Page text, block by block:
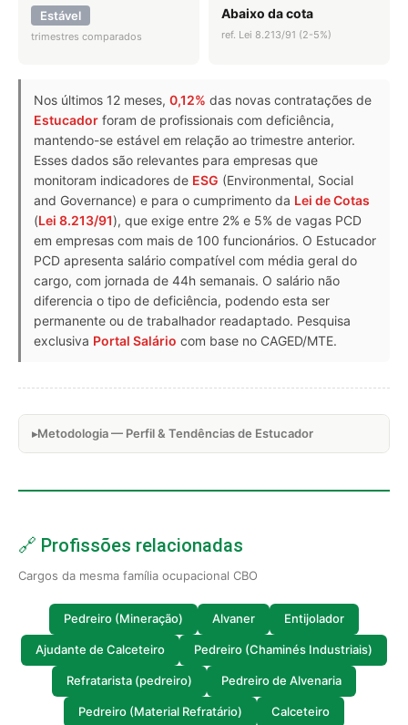
Estável
trimestres comparados
Abaixo da cota
ref. Lei 8.213/91 (2-5%)
Nos últimos 12 meses, 0,12% das novas contratações de
Estucador foram de profissionais com deficiência,
mantendo-se estável em relação ao trimestre anterior.
Esses dados são relevantes para empresas que
monitoram indicadores de ESG (Environmental, Social
and Governance) e para o cumprimento da Lei de Cotas
(Lei 8.213/91), que exige entre 2% e 5% de vagas PCD
em empresas com mais de 100 funcionários. O Estucador
PCD apresenta salário compatível com média geral do
cargo, com jornada de 44h semanais. O salário não
diferencia o tipo de deficiência, podendo esta ser
permanente ou de trabalhador readaptado. Pesquisa
exclusiva Portal Salário com base no CAGED/MTE.
Metodologia — Perfil & Tendências de Estucador
🔗 Profissões relacionadas
Cargos da mesma família ocupacional CBO
Pedreiro (Mineração) Alvaner Entijolador
Ajudante de Calceteiro Pedreiro (Chaminés Industriais)
Refratarista (pedreiro) Pedreiro de Alvenaria
Pedreiro (Material Refratário) Calceteiro